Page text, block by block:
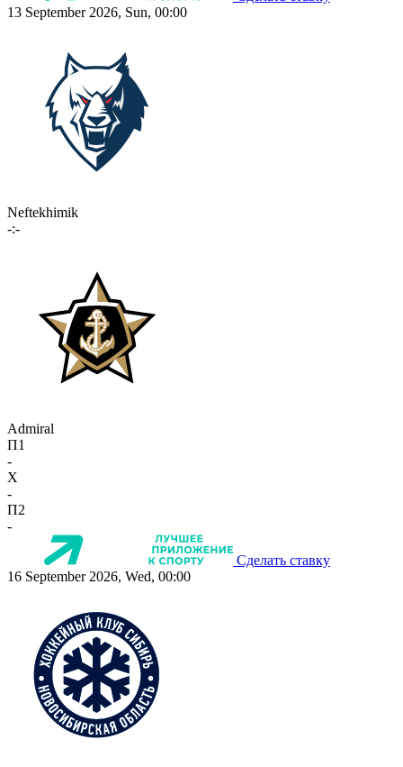
13 September 2026, Sun, 00:00
Neftekhimik
-:-
Admiral
П1
-
X
-
П2
-
Сделать ставку
16 September 2026, Wed, 00:00